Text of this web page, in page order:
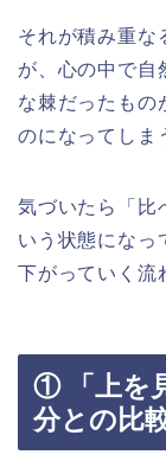
それが積み重な
が、心の中で自
な棘だったもの
のになってしま
気づいたら「比
いう状態になっ
下がっていく流
① 「上を
分との比